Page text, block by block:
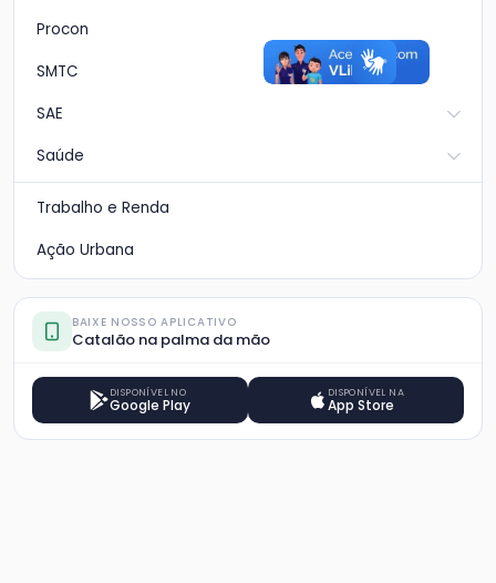
Procon
SMTC
SAE
Saúde
Trabalho e Renda
Ação Urbana
BAIXE NOSSO APLICATIVO
Catalão na palma da mão
DISPONÍVEL NO
Google Play
DISPONÍVEL NA
App Store